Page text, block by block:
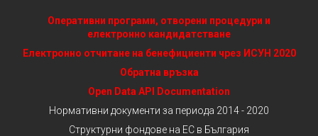
Оперативни програми, отворени процедури и
електронно кандидатстване
Електронно отчитане на бенефициенти чрез ИСУН 2020
Обратна връзка
Open Data API Documentation
Нормативни документи за периода 2014 - 2020
Структурни фондове на ЕС в България